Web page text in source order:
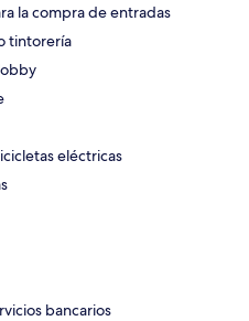
la compra de entradas
tintorería
eléctricas
bancarios